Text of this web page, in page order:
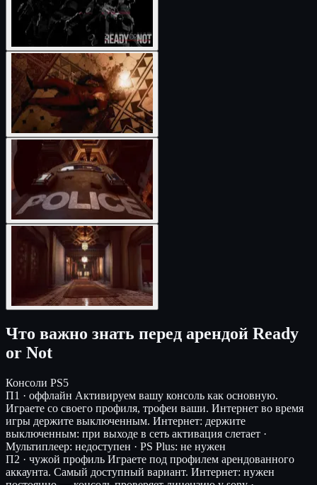
Что важно знать перед арендой Ready
or Not
Консоли PS5
П1 · оффлайн Активируем вашу консоль как основную.
Играете со своего профиля, трофеи ваши. Интернет во время
игры держите выключенным. Интернет: держите
выключенным: при выходе в сеть активация слетает ·
Мультиплеер: недоступен · PS Plus: не нужен
П2 · чужой профиль Играете под профилем арендованного
аккаунта. Самый доступный вариант. Интернет: нужен